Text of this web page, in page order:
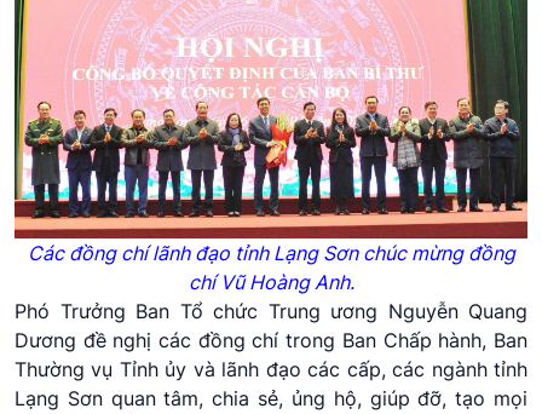
Các đồng chí lãnh đạo tỉnh Lạng Sơn chúc mừng đồng
chí Vũ Hoàng Anh.
Phó Trưởng Ban Tổ chức Trung ương Nguyễn Quang
Dương đề nghị các đồng chí trong Ban Chấp hành, Ban
Thường vụ Tỉnh ủy và lãnh đạo các cấp, các ngành tỉnh
Lạng Sơn quan tâm, chia sẻ, ủng hộ, giúp đỡ, tạo mọi